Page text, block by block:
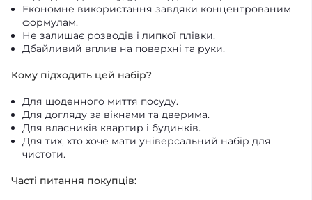
Економне використання завдяки концентрованим
формулам.
Не залишає розводів і липкої плівки.
Дбайливий вплив на поверхні та руки.
Кому підходить цей набір?
Для щоденного миття посуду.
Для догляду за вікнами та дверима.
Для власників квартир і будинків.
Для тих, хто хоче мати універсальний набір для
чистоти.
Часті питання покупців: